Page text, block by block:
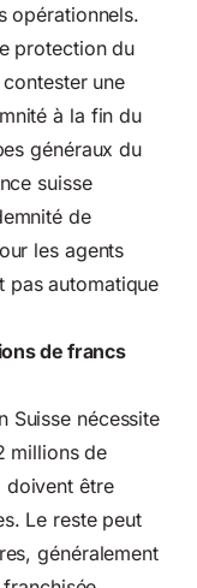
opérationnels.
protection du
une
à la fin du
généraux du
suisse
de
les agents
automatique
de francs
Suisse nécessite
millions de
doivent être
Le reste peut
généralement